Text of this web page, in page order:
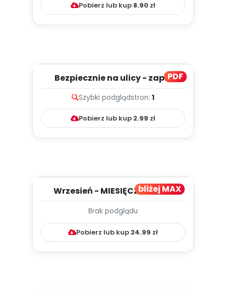
Pobierz lub kup 8.90 zł
PDF
Bezpiecznie na ulicy - zapis
Szybki podglądstron: 1
Pobierz lub kup 2.99 zł
bliżej MAX
Wrzesień - MIESIĘCZNY PLAN
DYDAKTYC...
Brak podglądu
Pobierz lub kup 24.99 zł